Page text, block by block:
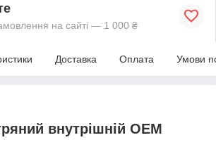
на сайті — 1 000 ₴
Доставка Оплата Умови
внутрішній OEM